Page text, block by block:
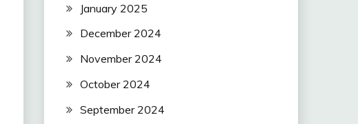
January 2025
December 2024
November 2024
October 2024
September 2024